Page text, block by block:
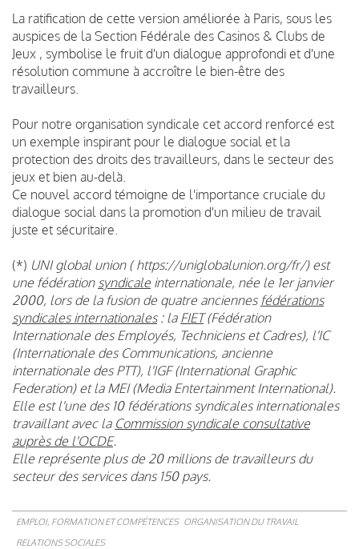
La ratification de cette version améliorée à Paris, sous les
auspices de la Section Fédérale des Casinos & Clubs de
Jeux , symbolise le fruit d'un dialogue approfondi et d'une
résolution commune à accroître le bien-être des
travailleurs.
Pour notre organisation syndicale cet accord renforcé est
un exemple inspirant pour le dialogue social et la
protection des droits des travailleurs, dans le secteur des
jeux et bien au-delà.
Ce nouvel accord témoigne de l'importance cruciale du
dialogue social dans la promotion d'un milieu de travail
juste et sécuritaire.
(*) UNI global union ( https://uniglobalunion.org/fr/) est
une fédération syndicale internationale, née le 1er janvier
2000, lors de la fusion de quatre anciennes fédérations
syndicales internationales: la FIET(Fédération
Internationale des Employés, Techniciens et Cadres), l'IC
(Internationale des Communications, ancienne
internationale des PTT), l'IGF (International Graphic
Federation) et la MEI (Media Entertainment International).
Elle est l'une des 10 fédérations syndicales internationales
travaillant avec la Commission syndicale consultative
auprès de l'OCDE.
Elle représente plus de 20 millions de travailleurs du
secteur des services dans 150 pays.
EMPLOI, FORMATION ET COMPÉTENCES ORGANISATION DU TRAVAIL
RELATIONS SOCIALES